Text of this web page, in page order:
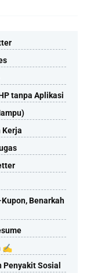
tanpa Aplikasi
Kerja
Benarkah
✍️
Penyakit Sosial